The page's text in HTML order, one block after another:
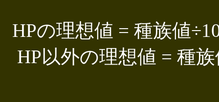
HPの理想値 = 種族値
HP以外の理想値 = 種